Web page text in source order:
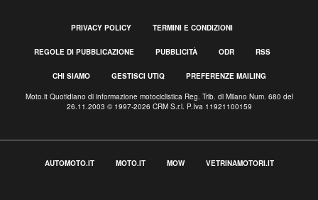
PRIVACY POLICY TERMINI E CONDIZIONI
REGOLE DI PUBBLICAZIONE PUBBLICITÀ ODR RSS
CHI SIAMO GESTISCI UTIQ PREFERENZE MAILING
Moto.it Quotidiano di informazione motociclistica Reg. Trib. di Milano Num. 680 del
26.11.2003 © 1997-2026 CRM S.r.l. P.Iva 11921100159
AUTOMOTO.IT MOTO.IT MOW VETRINAMOTORI.IT